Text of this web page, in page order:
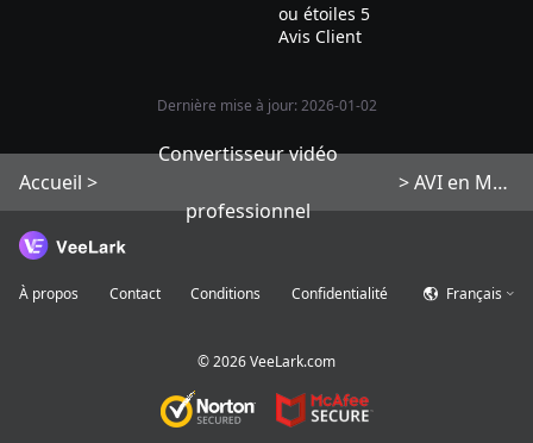
ou étoiles 5
Avis Client
Dernière mise à jour: 2026-01-02
Accueil >
Convertisseur vidéo
professionnel
> AVI en MOV
À propos Contact Conditions Confidentialité Français
©2026VeeLark.com